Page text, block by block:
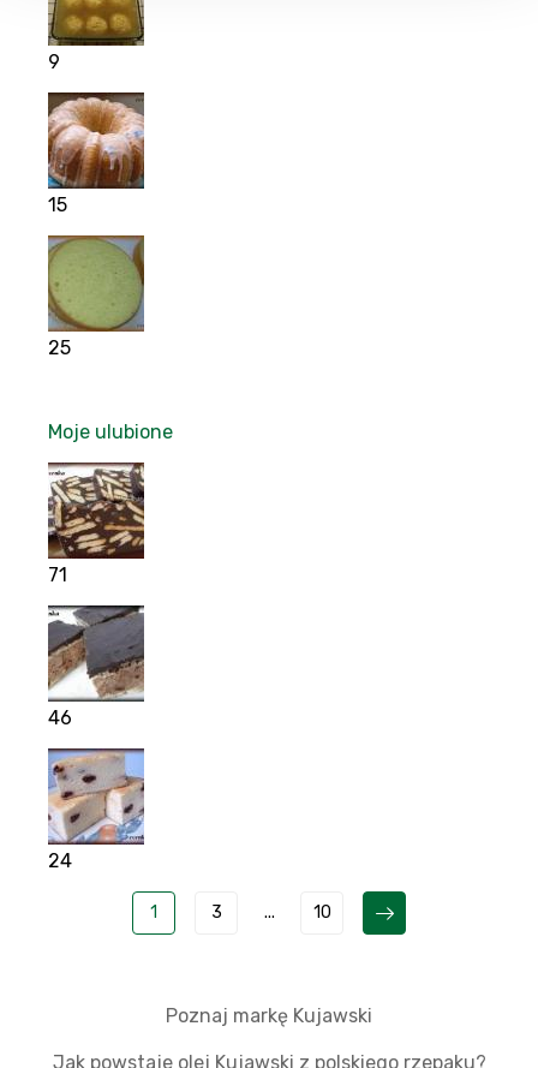
9
15
25
Moje ulubione
71
46
24
1 3 ... 10
Poznaj markę Kujawski
Jak powstaje olej Kujawski z polskiego rzepaku?